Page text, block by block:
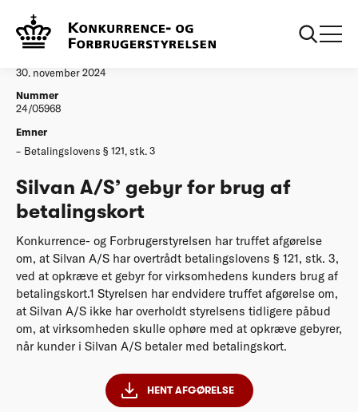
Afgørelser
30. november 2024
Nummer
24/05968
Emner
Betalingslovens § 121, stk. 3
Silvan A/S’ gebyr for brug af
betalingskort
Konkurrence- og Forbrugerstyrelsen har truffet afgørelse
om, at Silvan A/S har overtrådt betalingslovens § 121, stk. 3,
ved at opkræve et gebyr for virksomhedens kunders brug af
betalingskort.1 Styrelsen har endvidere truffet afgørelse om,
at Silvan A/S ikke har overholdt styrelsens tidligere påbud
om, at virksomheden skulle ophøre med at opkræve gebyrer,
når kunder i Silvan A/S betaler med betalingskort.
HENT AFGØRELSE